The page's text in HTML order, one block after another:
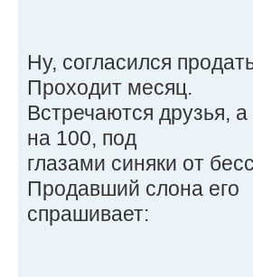
Ну, согласился
Проходит месяц.
Встречаются друзья,
на 100, под
глазами синяки от
Продавший слона его
спрашивает: